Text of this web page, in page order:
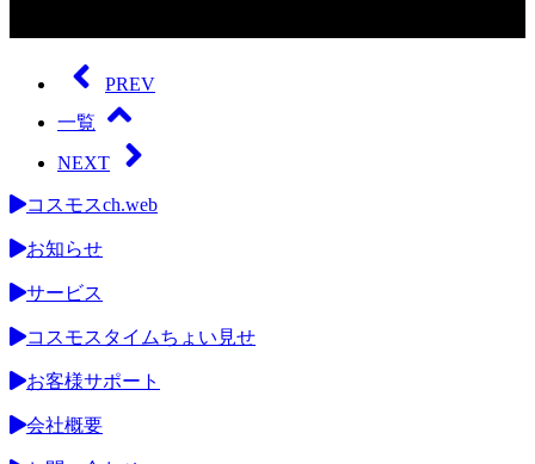
seconds
seconds
PREV
一覧
NEXT
コスモスch.web
お知らせ
サービス
コスモスタイムちょい見せ
お客様サポート
会社概要